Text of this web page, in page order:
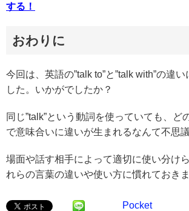
する！
おわりに
今回は、英語の”talk to”と”talk with”の違
した。いかがでしたか？
同じ”talk”という動詞を使っていても、ど
で意味合いに違いが生まれるなんて不思議
場面や話す相手によって適切に使い分け
れらの言葉の違いや使い方に慣れておきま
Pocket